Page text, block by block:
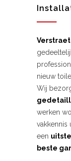
nieuw
Wij
werken
vakkennis
een
beste